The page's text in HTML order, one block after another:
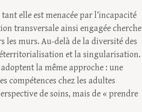
elle est menacée par l’incapacité
transversale ainsi engagée cherche
murs. Au-delà de la diversité des
et la singularisation.
la même approche : une
compétences chez les adultes
de soins, mais de « prendre